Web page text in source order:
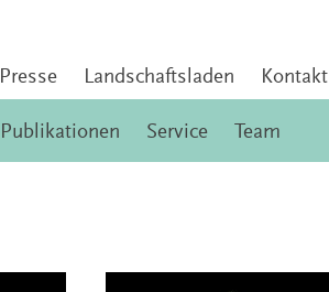
Presse Landschaftsladen Kontakt
Publikationen Service Team